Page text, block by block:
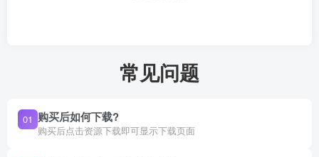
常见问题
01 购买后如何下载?
购买后点击资源下载即可显示下载页面